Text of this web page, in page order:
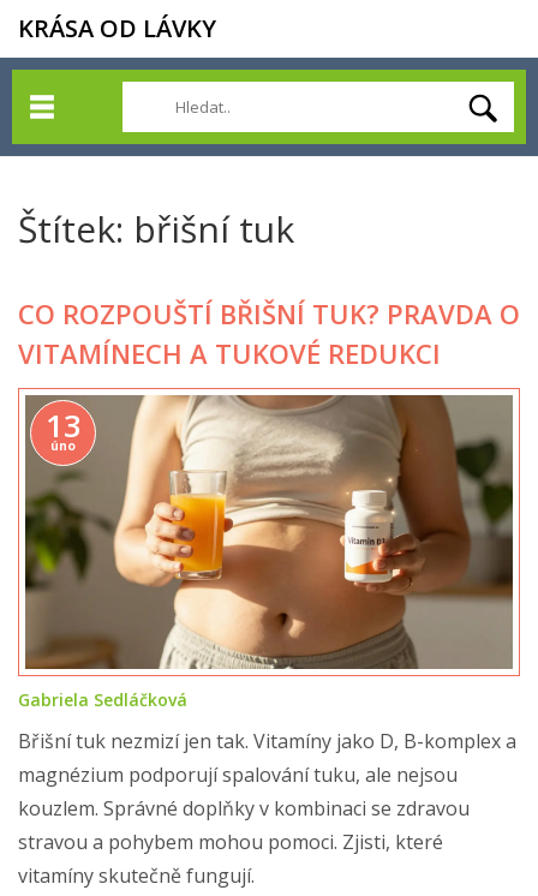
KRÁSA OD LÁVKY
Štítek: břišní tuk
CO ROZPOUŠTÍ BŘIŠNÍ TUK? PRAVDA O
VITAMÍNECH A TUKOVÉ REDUKCI
13
úno
Gabriela Sedláčková
Břišní tuk nezmizí jen tak. Vitamíny jako D, B-komplex a
magnézium podporují spalování tuku, ale nejsou
kouzlem. Správné doplňky v kombinaci se zdravou
stravou a pohybem mohou pomoci. Zjisti, které
vitamíny skutečně fungují.